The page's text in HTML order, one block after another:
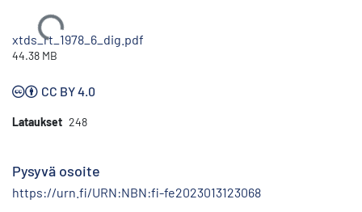
Ladataan...
xtds_rt_1978_6_dig.pdf
44.38 MB
CC BY 4.0
Lataukset 248
Pysyvä osoite
https://urn.fi/URN:NBN:fi-fe2023013123068